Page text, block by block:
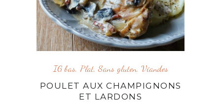
IG bas, Plat,Sans gluten, Viandes
POULET AUX CHAMPIGNONS
ET LARDONS